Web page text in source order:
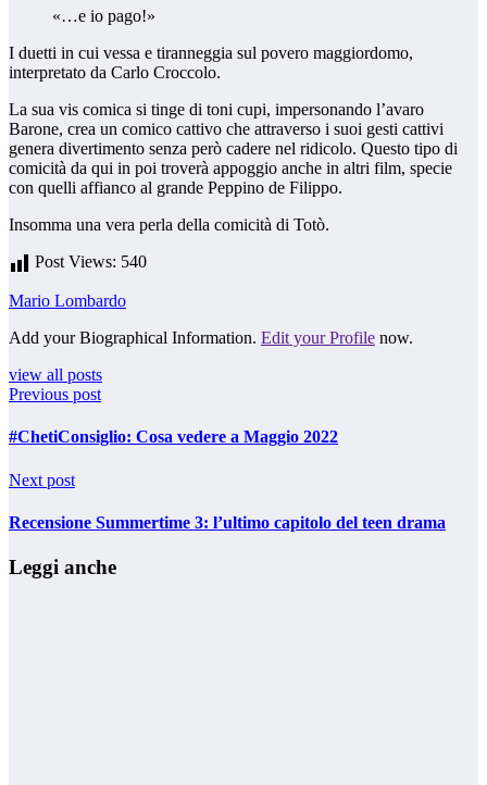
«…e io pago!»
I duetti in cui vessa e tiranneggia sul povero maggiordomo,
interpretato da Carlo Croccolo.
La sua vis comica si tinge di toni cupi, impersonando l’avaro
Barone, crea un comico cattivo che attraverso i suoi gesti cattivi
genera divertimento senza però cadere nel ridicolo. Questo tipo di
comicità da qui in poi troverà appoggio anche in altri film, specie
con quelli affianco al grande Peppino de Filippo.
Insomma una vera perla della comicità di Totò.
Post Views: 540
Mario Lombardo
Add your Biographical Information. Edit your Profile now.
view all posts
Previous post
#ChetiConsiglio: Cosa vedere a Maggio 2022
Next post
Recensione Summertime 3: l’ultimo capitolo del teen drama
Leggi anche